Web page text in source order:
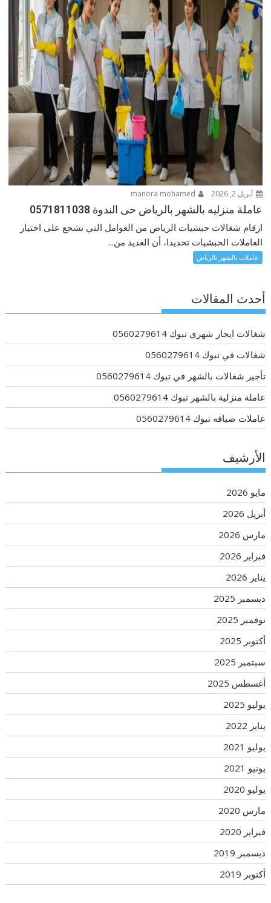
أبريل 2, 2026
عاملة منزليه بالشهر بالرياض حى الندوة 0571811038
ارقام شغالات حبشيات الرياض من العوامل التي تشجع على اختيار
العاملات الحبشيات تحديدا، أن العديد من...
عاملات بالشهر بالرياض
أحدث المقالات
شغالات ايجار شهري تبوك 0560279614
شغالات في تبوك 0560279614
تأجير شغالات بالشهر في تبوك 0560279614
عاملة منزلية بالشهر تبوك 0560279614
عاملات ضيافه تبوك 0560279614
الأرشيف
مايو 2026
أبريل 2026
مارس 2026
فبراير 2026
يناير 2026
ديسمبر 2025
نوفمبر 2025
أكتوبر 2025
سبتمبر 2025
أغسطس 2025
يوليو 2025
يناير 2022
يوليو 2021
يونيو 2021
يوليو 2020
مارس 2020
فبراير 2020
ديسمبر 2019
أكتوبر 2019